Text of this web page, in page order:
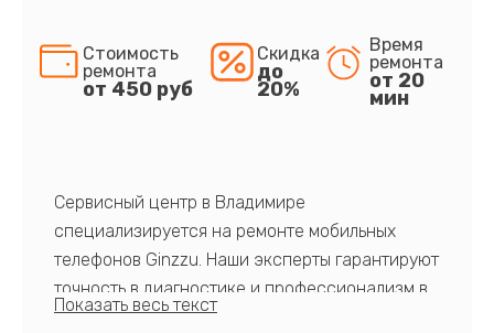
Стоимость
ремонта
от 450 руб
Скидка
до
20%
Время
ремонта
от 20
мин
Сервисный центр в Владимире
специализируется на ремонте мобильных
телефонов Ginzzu. Наши эксперты гарантируют
точность в диагностике и профессионализм в
ремонте. Отличительные черты нашего сервиса